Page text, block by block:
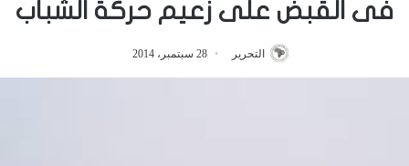
فى القبض على زعيم حركة الشباب
التحرير 28 سبتمبر، 2014